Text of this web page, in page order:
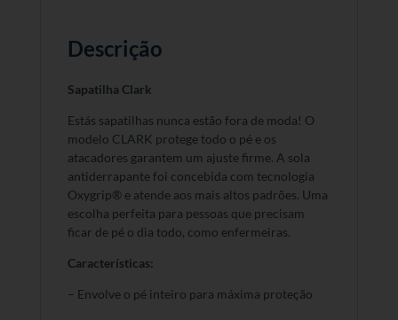
Descrição
Sapatilha Clark
Estás sapatilhas nunca estão fora de moda! O
modelo CLARK protege todo o pé e os
atacadores garantem um ajuste firme. A sola
antiderrapante foi concebida com tecnologia
Oxygrip® e atende aos mais altos padrões. Uma
escolha perfeita para pessoas que precisam
ficar de pé o dia todo, como enfermeiras.
Características:
– Envolve o pé inteiro para máxima proteção